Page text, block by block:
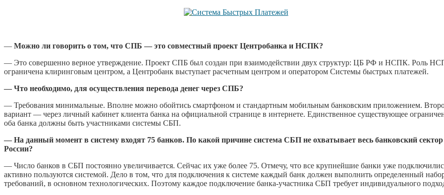
— Можно ли говорить о том, что СПБ — это совместный проект Центробанка и НСПК?
— Это совершенно верное утверждение. Проект СПБ был создан при взаимодействии двух структур: ЦБ РФ и НСПК. Роль
ограничена клиринговым центром, а Центробанк выступает расчетным центром и оператором Системы быстрых платежей.
— Что необходимо, для осуществления перевода денег через СПБ?
— Требования минимальные. Вполне можно обойтись смартфоном и стандартным мобильным банковским приложением.
вариант — через личный кабинет клиента банка на официальной странице в интернете. Единственное существующее
оба банка должны быть участниками системы СБП.
— На данный момент в систему входят 75 банков. По какой причине система СБП не охватывает весь банковский сектор
России?
— Число банков в СБП постоянно увеличивается. Сейчас их уже более 75. Отмечу, что все крупнейшие банки уже
активно пользуются системой. Дело в том, что для подключения к системе каждый банк должен выполнить определенный
требований, в основном технологических. Поэтому каждое подключение банка-участника СБП требует индивидуального